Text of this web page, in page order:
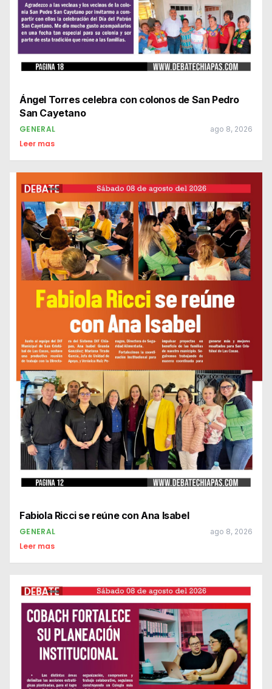
Ángel Torres celebra con colonos de San Pedro
San Cayetano
GENERAL ago 8, 2026
Leer mas
Fabiola Ricci se reúne con Ana Isabel
GENERAL ago 8, 2026
Leer mas